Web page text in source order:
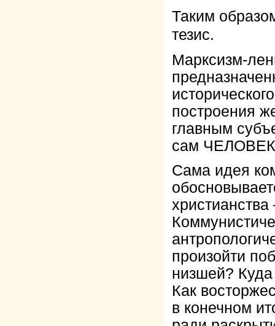
Таким
тезис.
Марксизм-
построения
главным
сам
Сама идея
произойти
низшей? Куда
Как
в конечном